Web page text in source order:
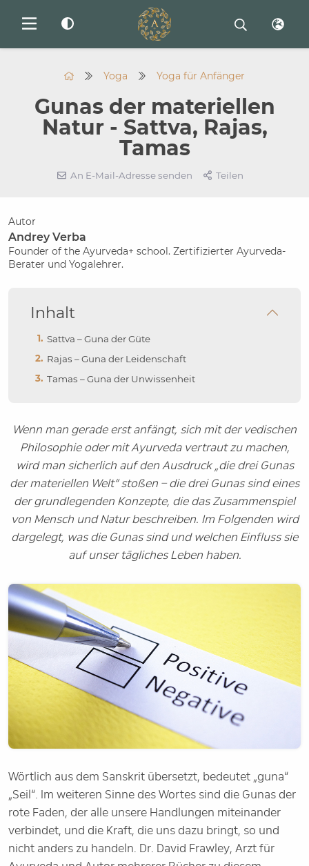
Yoga Yoga für Anfänger
Gunas der materiellen
Natur - Sattva, Rajas,
Tamas
An E-Mail-Adresse senden Teilen
Autor
Andrey Verba
Founder of the Ayurveda+ school. Zertifizierter Ayurveda-
Berater und Yogalehrer.
Inhalt
Sattva – Guna der Güte
Rajas – Guna der Leidenschaft
Tamas – Guna der Unwissenheit
Wenn man gerade erst anfängt, sich mit der vedischen
Philosophie oder mit Ayurveda vertraut zu machen,
wird man sicherlich auf den Ausdruck „die drei Gunas
der materiellen Welt“ stoßen – die drei Gunas sind eines
der grundlegenden Konzepte, die das Zusammenspiel
von Mensch und Natur beschreiben. Im Folgenden wird
dargelegt, was die Gunas sind und welchen Einfluss sie
auf unser tägliches Leben haben.
Wörtlich aus dem Sanskrit übersetzt, bedeutet „guna“
„Seil“. Im weiteren Sinne des Wortes sind die Gunas der
rote Faden, der alle unsere Handlungen miteinander
verbindet, und die Kraft, die uns dazu bringt, so und
nicht anders zu handeln. Dr. David Frawley, Arzt für